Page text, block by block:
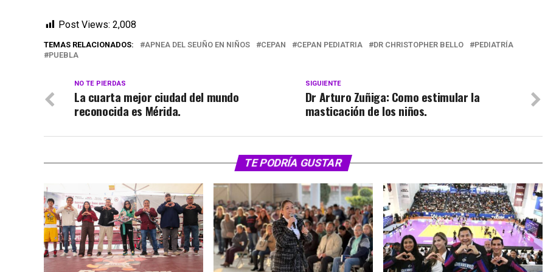
Post Views: 2,008
TEMAS RELACIONADOS: APNEA DEL SEUÑO EN NIÑOS CEPAN CEPAN PEDIATRIA DR CHRISTOPHER BELLO
PEDIATRÍA
PUEBLA
SIGUIENTE
Dr Arturo Zuñiga: Como estimular la
masticación de los niños.
NO TE PIERDAS
La cuarta mejor ciudad del mundo
reconocida es Mérida.
TE PODRÍA GUSTAR